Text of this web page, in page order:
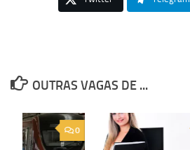
OUTRAS VAGAS DE ...
0